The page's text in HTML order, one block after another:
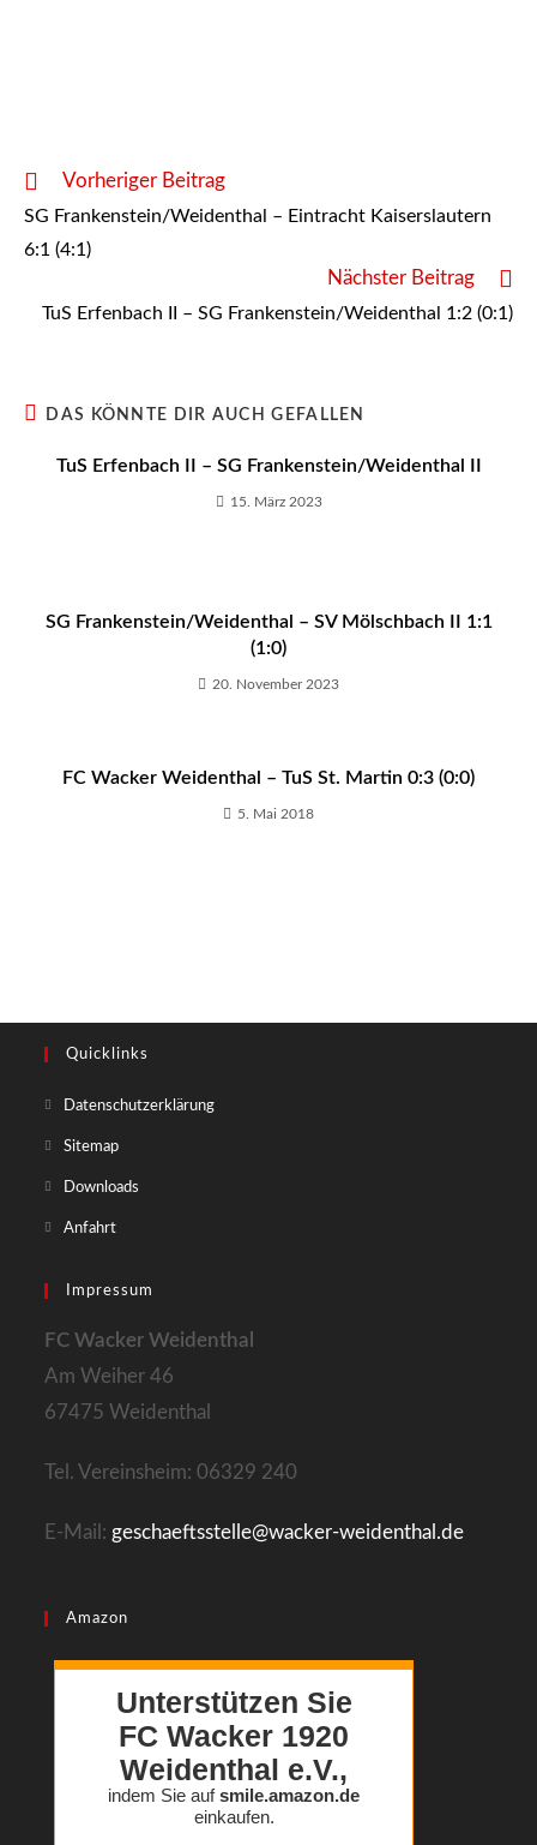
Weitere
ansehen
Vorheriger Beitrag
SG Frankenstein/Weidenthal – Eintracht Kaiserslautern
6:1 (4:1)
Nächster Beitrag
TuS Erfenbach II – SG Frankenstein/Weidenthal 1:2 (0:1)
DAS KÖNNTE DIR AUCH GEFALLEN
TuS Erfenbach II – SG Frankenstein/Weidenthal II
15. März 2023
SG Frankenstein/Weidenthal – SV Mölschbach II 1:1
(1:0)
20. November 2023
FC Wacker Weidenthal – TuS St. Martin 0:3 (0:0)
5. Mai 2018
Quicklinks
DatenschutzerklärungOpens
SitemapOpens
Downloads
AnfahrtOpens
tab
Impressum
FC Wacker Weidenthal
Am Weiher 46
67475 Weidenthal
Tel. Vereinsheim: 06329 240
E-Mail: geschaeftsstelle@wacker-weidenthal.de
Amazon